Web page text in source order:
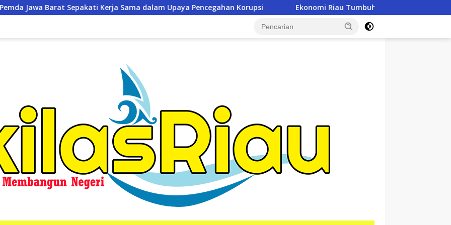
dalam Upaya Pencegahan Korupsi Ekonomi Riau Tumbuh Positif, Namun Ancaman Sosial Masih Perlu Diwaspadai